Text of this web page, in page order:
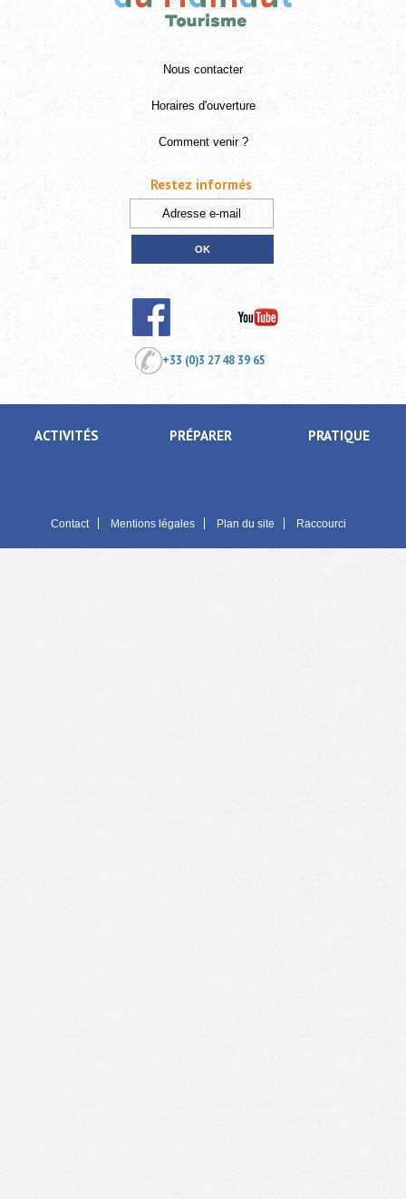
Nous contacter
Horaires d'ouverture
Comment venir ?
+33 (0)3 27 48 39 65
ACTIVITÉS PRÉPARER PRATIQUE
Contact Mentions légales Plan du site Raccourci
Restez informés